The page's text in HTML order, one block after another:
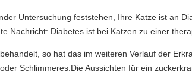
Untersuchung feststehen, Ihre Katze ist an
Nachricht: Diabetes ist bei Katzen zu einer
so hat das im weiteren Verlauf der
Schlimmeres.Die Aussichten für ein